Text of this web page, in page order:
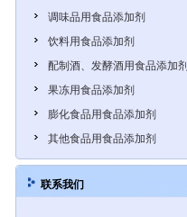
调味品用食品添加剂
饮料用食品添加剂
配制酒、发酵酒用食品添加剂
果冻用食品添加剂
膨化食品用食品添加剂
其他食品用食品添加剂
联系我们